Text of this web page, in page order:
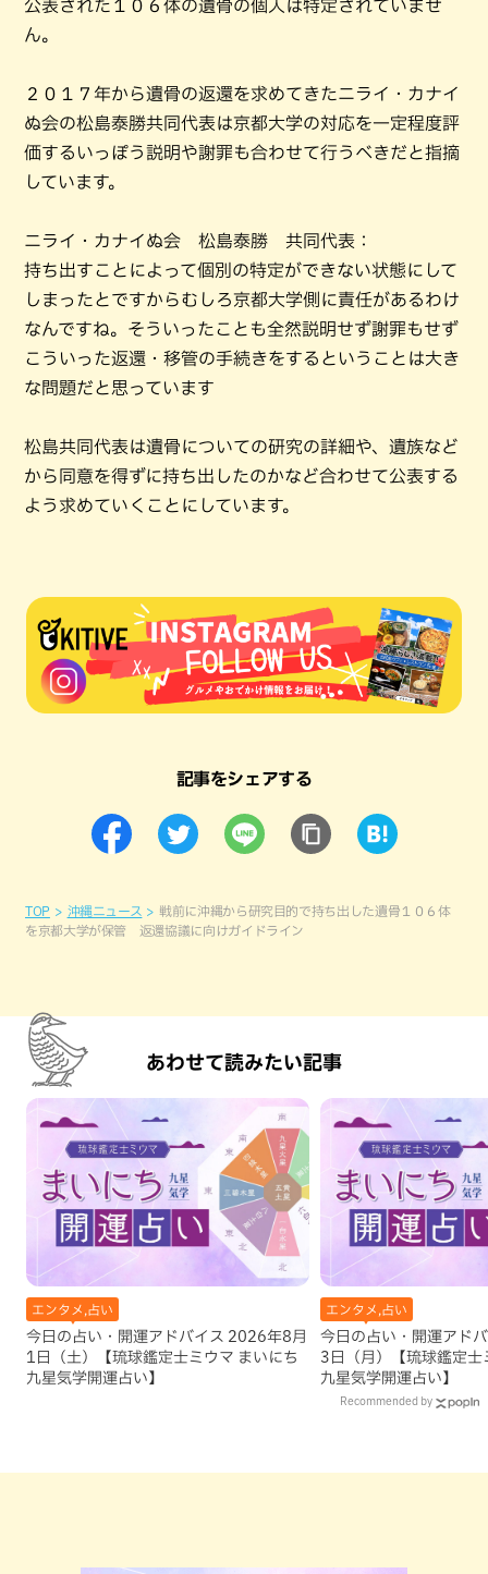
公表された１０６体の遺骨の個人は特定されていませ
ん。
２０１７年から遺骨の返還を求めてきたニライ・カナイ
ぬ会の松島泰勝共同代表は京都大学の対応を一定程度評
価するいっぽう説明や謝罪も合わせて行うべきだと指摘
しています。
ニライ・カナイぬ会 松島泰勝 共同代表：
持ち出すことによって個別の特定ができない状態にして
しまったとですからむしろ京都大学側に責任があるわけ
なんですね。そういったことも全然説明せず謝罪もせず
こういった返還・移管の手続きをするということは大き
な問題だと思っています
松島共同代表は遺骨についての研究の詳細や、遺族など
から同意を得ずに持ち出したのかなど合わせて公表する
よう求めていくことにしています。
記事をシェアする
TOP 沖縄ニュース
戦前に沖縄から研究目的で持ち出した遺骨１０６体
を京都大学が保管 返還協議に向けガイドライン
あわせて読みたい記事
エンタメ,占い
今日の占い・開運アドバイス 2026年8月
1日（土）【琉球鑑定士ミウマ まいにち
九星気学開運占い】
エンタメ,占い
今日の占い・開運アド
3日（月）【琉球鑑定士
九星気学開運占い】
Recommended by